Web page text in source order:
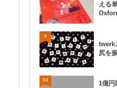
える
9
twerk
尻を
10
1億円